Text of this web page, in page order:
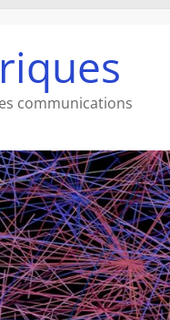
communications